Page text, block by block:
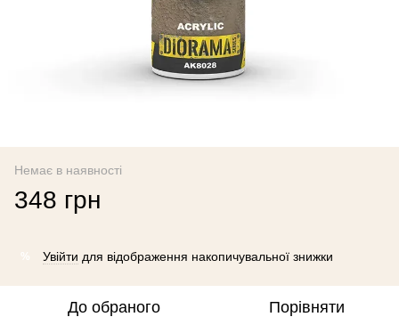
Немає в наявності
348 грн
% Увійти для відображення накопичувальної знижки
До обраного Порівняти